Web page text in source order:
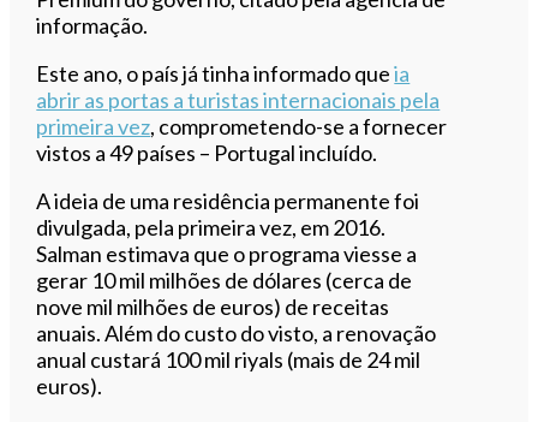
informação.
Este ano, o país já tinha informado queia
abrir as portas a turistas internacionais pela
primeira vez, comprometendo-se a fornecer
vistos a 49 países – Portugal incluído.
A ideia de uma residência permanente foi
divulgada, pela primeira vez, em 2016.
Salman estimava que o programa viesse a
gerar 10 mil milhões de dólares (cerca de
nove mil milhões de euros) de receitas
anuais. Além do custo do visto, a renovação
anual custará 100 mil riyals (mais de 24 mil
euros).